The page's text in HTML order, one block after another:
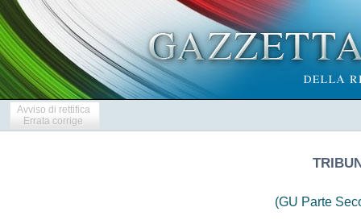
Avviso di rettifica
Errata corrige
(GU Parte